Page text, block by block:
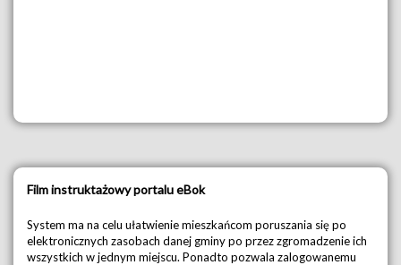
Film instruktażowy portalu eBok
System ma na celu ułatwienie mieszkańcom poruszania się po
elektronicznych zasobach danej gminy po przez zgromadzenie ich
wszystkich w jednym miejscu. Ponadto pozwala zalogowanemu